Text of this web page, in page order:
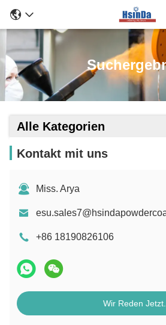
Alle Kategorien
Kontakt mit uns
Miss. Arya
+86 18190826106
Wir Reden Jetzt.